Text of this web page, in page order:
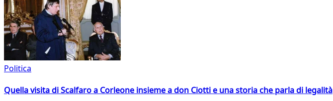
Politica
Quella visita di Scalfaro a Corleone insieme a don Ciotti e una storia che parla di legalità